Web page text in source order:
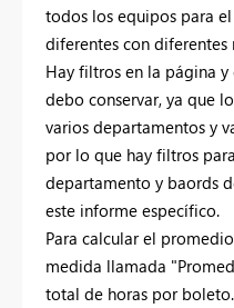
todos los equipos para
diferentes con
Hay filtros en la página
debo conservar, ya que
varios departamentos y
por lo que hay filtros
departamento y baords
este informe específico.
Para calcular el
medida llamada
total de horas por boleto.